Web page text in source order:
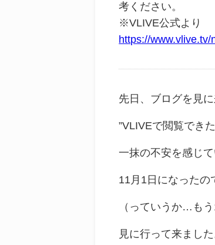
考ください。
※VLIVE公式より
https://www.vlive.tv/
先日、ブログを見
”VLIVEで閲覧でき
一抹の不安を感じ
11月1日になったの
（っていうか…も
見に行って来ました